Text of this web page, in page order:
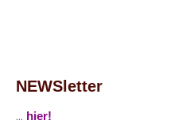
NEWSletter
... hier!